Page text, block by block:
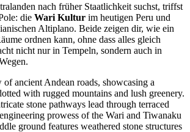
nach früher Staatlichkeit suchst, triffst
die Wari Kultur im heutigen Peru und
Altiplano. Beide zeigen dir, wie ein
ordnen kann, ohne dass alles gleich
nicht nur in Tempeln, sondern auch in